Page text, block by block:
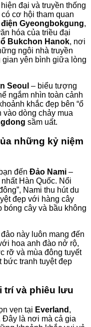
đại và truyền thống
cơ hội tham quan
Gyeongbokgung,
hóa của triều đại
Bukchon Hanok, nơi
ngôi nhà truyền
gian yên bình giữa lòng
Seoul – biểu tượng
ngắm nhìn toàn cảnh
khắc đẹp bên “ổ
vào dòng chảy mua
sầm uất.
những kỷ niệm
đến Đảo Nami –
Hàn Quốc. Nổi
Nami thu hút du
đẹp với hàng cây
cây và bầu không
này luôn mang đến
hoa anh đào nở rộ,
rỡ và mùa đông tuyết
bức tranh tuyệt đẹp
trí và phiêu lưu
vẹn tại Everland ,
Đây là nơi mà cả gia